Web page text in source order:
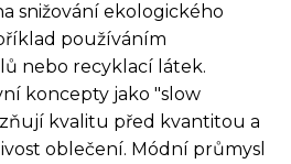
snižování ekologického
používáním
nebo recyklací látek.
koncepty jako "slow
kvalitu před kvantitou a
oblečení. Módní průmysl